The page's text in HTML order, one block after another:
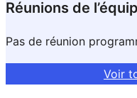
Réunions de
Pas de réunion
Voir